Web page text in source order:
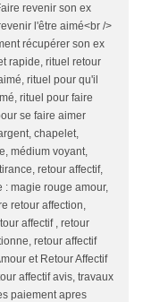
revenir son ex
l'être aimé<br />
récupérer son ex
rapide, rituel retour
rituel pour qu'il
rituel pour faire
se faire aimer
chapelet,
médium voyant,
retour affectif,
: magie rouge amour,
retour affection,
affectif , retour
retour affectif
et Retour Affectif
affectif avis, travaux
paiement apres